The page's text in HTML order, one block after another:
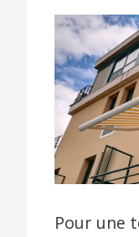
Pour une